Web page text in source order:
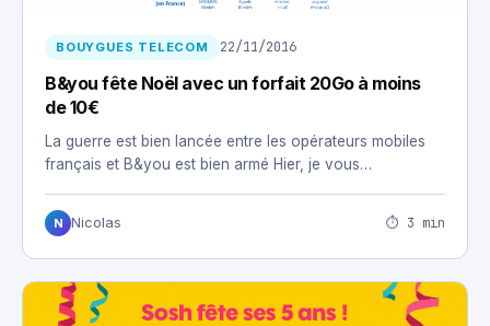
BOUYGUES TELECOM 22/11/2016
B&you fête Noël avec un forfait 20Go à moins
de 10€
La guerre est bien lancée entre les opérateurs mobiles
français et B&you est bien armé Hier, je vous…
N Nicolas ⏱ 3 min